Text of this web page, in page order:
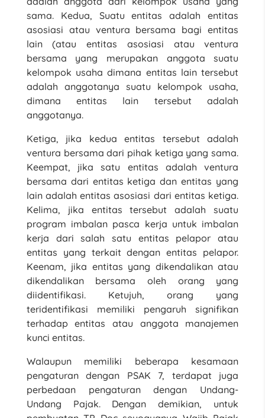
sama. Kedua, Suatu entitas adalah entitas
asosiasi atau ventura bersama bagi entitas
lain (atau entitas asosiasi atau ventura
bersama yang merupakan anggota suatu
kelompok usaha dimana entitas lain tersebut
adalah anggotanya suatu kelompok usaha,
dimana entitas lain tersebut adalah
anggotanya.
Ketiga, jika kedua entitas tersebut adalah
ventura bersama dari pihak ketiga yang sama.
Keempat, jika satu entitas adalah ventura
bersama dari entitas ketiga dan entitas yang
lain adalah entitas asosiasi dari entitas ketiga.
Kelima, jika entitas tersebut adalah suatu
program imbalan pasca kerja untuk imbalan
kerja dari salah satu entitas pelapor atau
entitas yang terkait dengan entitas pelapor.
Keenam, jika entitas yang dikendalikan atau
dikendalikan bersama oleh orang yang
diidentifikasi. Ketujuh, orang yang
teridentifikasi memiliki pengaruh signifikan
terhadap entitas atau anggota manajemen
kunci entitas.
Walaupun memiliki beberapa kesamaan
pengaturan dengan PSAK 7, terdapat juga
perbedaan pengaturan dengan Undang-
Undang Pajak. Dengan demikian, untuk